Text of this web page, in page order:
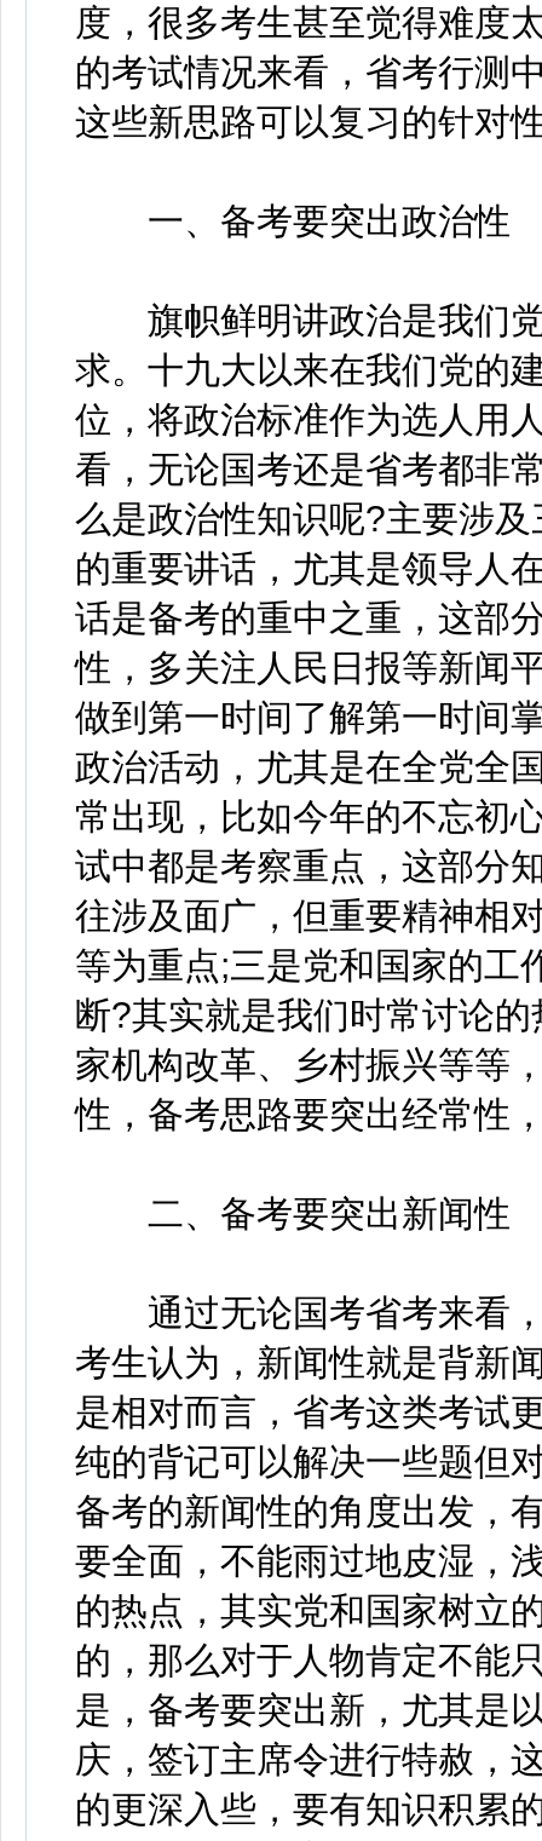
度，很多考生甚至觉得难度
的考试情况来看，省考行测
这些新思路可以复习的针对
一、备考要突出政治性
旗帜鲜明讲政治是我们党
求。十九大以来在我们党的
位，将政治标准作为选人用
看，无论国考还是省考都非
么是政治性知识呢?主要涉
的重要讲话，尤其是领导人
话是备考的重中之重，这部
性，多关注人民日报等新闻
做到第一时间了解第一时间
政治活动，尤其是在全党全
常出现，比如今年的不忘初
试中都是考察重点，这部分
往涉及面广，但重要精神相
等为重点;三是党和国家的工
断?其实就是我们时常讨论
家机构改革、乡村振兴等等
性，备考思路要突出经常性
二、备考要突出新闻性
通过无论国考省考来看，
考生认为，新闻性就是背新
是相对而言，省考这类考试
纯的背记可以解决一些题但
备考的新闻性的角度出发，
要全面，不能雨过地皮湿，
的热点，其实党和国家树立
的，那么对于人物肯定不能
是，备考要突出新，尤其是
庆，签订主席令进行特赦，
的更深入些，要有知识积累